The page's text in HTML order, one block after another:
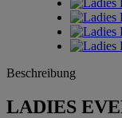
Beschreibung
LADIES